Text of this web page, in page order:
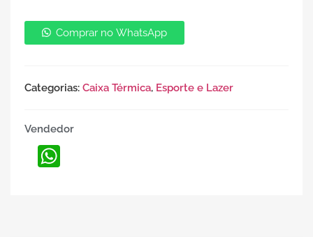
Comprar no WhatsApp
Categorias: Caixa Térmica, Esporte e Lazer
Vendedor